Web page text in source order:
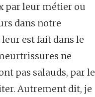
par leur métier ou
dans notre
est fait dans le
ne
pas salauds, par le
Autrement dit, je